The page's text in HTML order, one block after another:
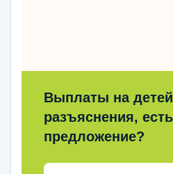
Выплаты на
разъяснения,
предложение?